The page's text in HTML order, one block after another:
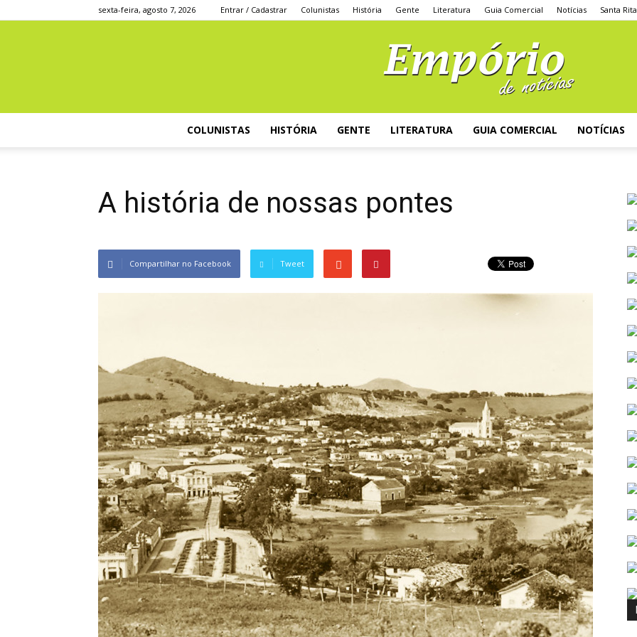
sexta-feira, agosto 7, 2026 Entrar / Cadastrar Colunistas História Gente Literatura Guia Comercial Notícias Santa
COLUNISTAS HISTÓRIA GENTE LITERATURA GUIA COMERCIAL NOTÍCIAS
A história de nossas pontes
Compartilhar no Facebook Tweet